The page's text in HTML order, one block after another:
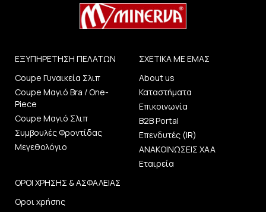
ΕΞΥΠΗΡΕΤΗΣΗ ΠΕΛΑΤΩΝ
Coupe Γυναικεία Σλιπ
Coupe Μαγιό Bra / One-
Piece
Coupe Μαγιό Σλιπ
Συμβουλές Φροντίδας
Μεγεθολόγιο
ΣΧΕΤΙΚΑ ΜΕ ΕΜΑΣ
About us
Καταστήματα
Επικοινωνία
B2B Portal
Επενδυτές (IR)
ΑΝΑΚΟΙΝΩΣΕΙΣ ΧΑΑ
Εταιρεία
ΟΡΟΙ ΧΡΗΣΗΣ & ΑΣΦΑΛΕΙΑΣ
Οροι χρήσης